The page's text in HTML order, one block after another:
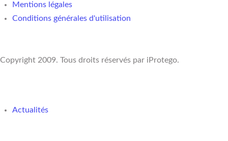
Mentions légales
Conditions générales d'utilisation
Copyright 2009. Tous droits réservés par iProtego.
Actualités